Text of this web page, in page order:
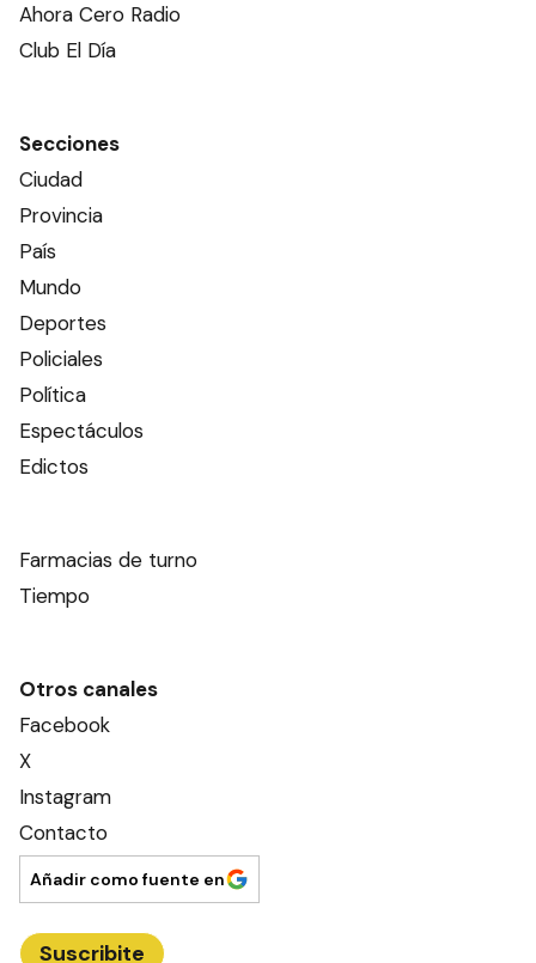
Ahora Cero Radio
Club El Día
Secciones
Ciudad
Provincia
País
Mundo
Deportes
Policiales
Política
Espectáculos
Edictos
Farmacias de turno
Tiempo
Otros canales
Facebook
X
Instagram
Contacto
Añadir como fuente en
Suscribite